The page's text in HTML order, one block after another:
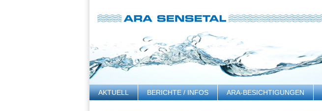
AKTUELL BERICHTE / INFOS ARA-BESICHTIGUNGEN